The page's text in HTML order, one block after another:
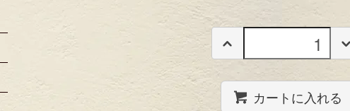
カートに入れる